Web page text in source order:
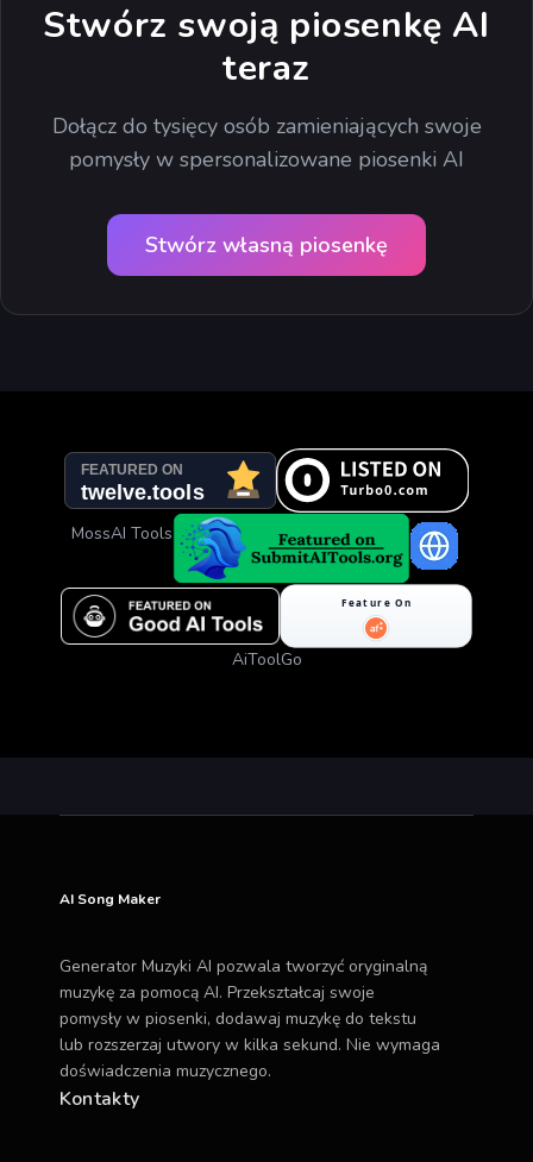
Stwórz swoją piosenkę AI
teraz
Dołącz do tysięcy osób zamieniających swoje
pomysły w spersonalizowane piosenki AI
Stwórz własną piosenkę
MossAI Tools
AiToolGo
AI Song Maker
Generator Muzyki AI pozwala tworzyć oryginalną
muzykę za pomocą AI. Przekształcaj swoje
pomysły w piosenki, dodawaj muzykę do tekstu
lub rozszerzaj utwory w kilka sekund. Nie wymaga
doświadczenia muzycznego.
Kontakty